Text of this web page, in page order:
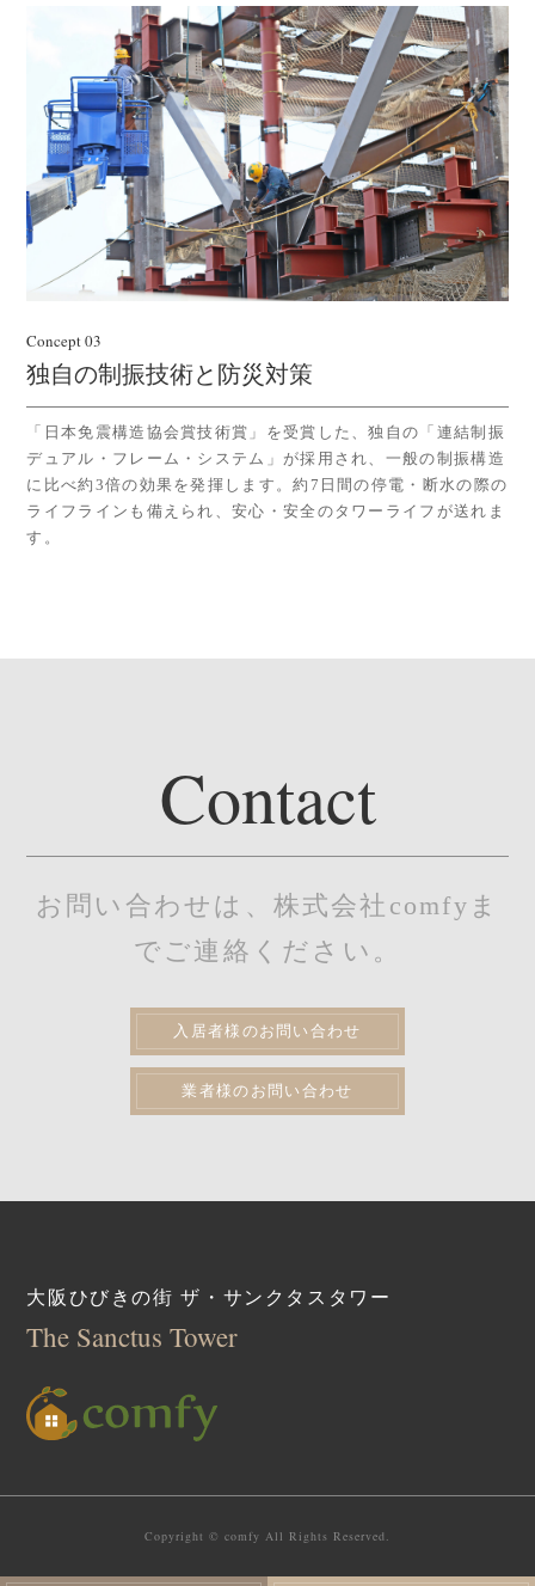
Concept 03
独自の制振技術と防災対策
「日本免震構造協会賞技術賞」を受賞した、独自の「連結制振
デュアル・フレーム・システム」が採用され、一般の制振構造
に比べ約3倍の効果を発揮します。約7日間の停電・断水の際の
ライフラインも備えられ、安心・安全のタワーライフが送れま
す。
Contact
お問い合わせは、株式会社comfyま
でご連絡ください。
入居者様のお問い合わせ
業者様のお問い合わせ
大阪ひびきの街 ザ・サンクタスタワー
The Sanctus Tower
Copyright © comfy All Rights Reserved.